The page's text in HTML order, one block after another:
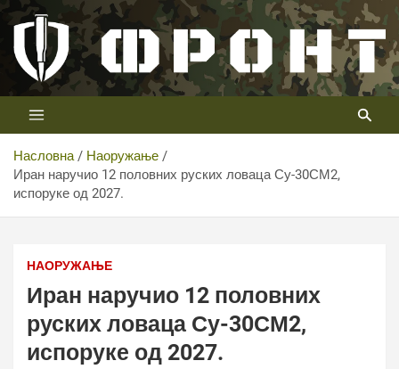
Скип
цонтент
Телевизија ФРОНТ
Први војни канал у Србији
Насловна
Наоружање
Иран наручио 12 половних руских ловаца Су-30СМ2,
испоруке од 2027.
НАОРУЖАЊЕ
Иран наручио 12 половних
руских ловаца Су-30СМ2,
испоруке од 2027.